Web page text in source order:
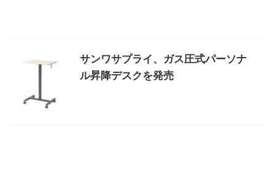
サンワサプライ、ガス圧式パーソナ
ル昇降デスクを発売